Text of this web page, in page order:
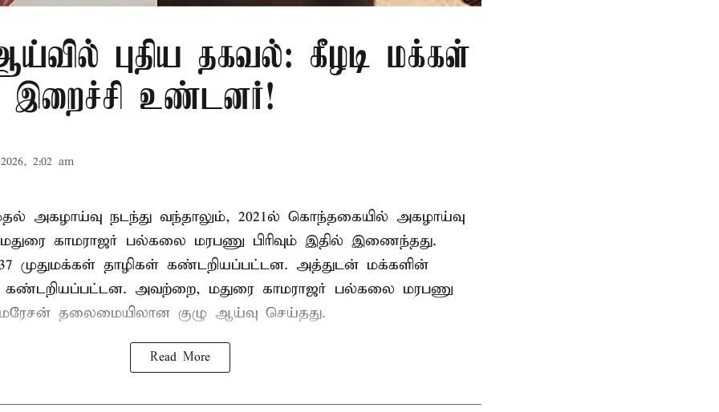
புதிய தகவல்: கீழடி மக்கள்
இறைச்சி உண்டனர்!
2:02 am
அகழாய்வு நடந்து வந்தாலும், 2021ல் கொந்தகையில் அகழாய்வு
காமராஜர் பல்கலை மரபணு பிரிவும் இதில் இணைந்தது.
முதுமக்கள் தாழிகள் கண்டறியப்பட்டன. அத்துடன் மக்களின்
கண்டறியப்பட்டன. அவற்றை, மதுரை காமராஜர் பல்கலை மரபணு
தலைமையிலான குழு ஆய்வு செய்தது.
Read More